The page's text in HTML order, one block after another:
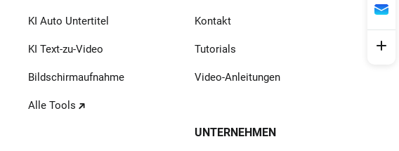
KI Auto Untertitel
KI Text-zu-Video
Bildschirmaufnahme
Alle Tools
Kontakt
Tutorials
Video-Anleitungen
UNTERNEHMEN